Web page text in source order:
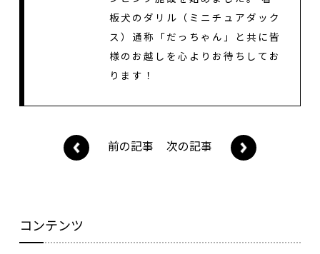
板犬のダリル（ミニチュアダック
ス）通称「だっちゃん」と共に皆
様のお越しを心よりお待ちしてお
ります！
前の記事 次の記事
コンテンツ